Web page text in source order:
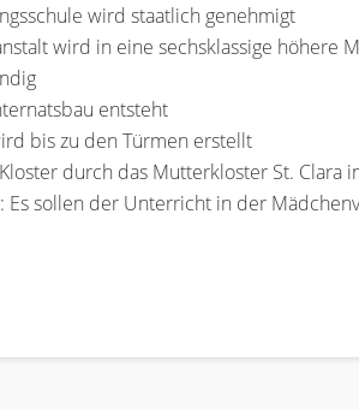
wird staatlich genehmigt
wird in eine sechsklassige höhere
entsteht
bis zu den Türmen erstellt
durch das Mutterkloster St. Clara
Es sollen der Unterricht in der